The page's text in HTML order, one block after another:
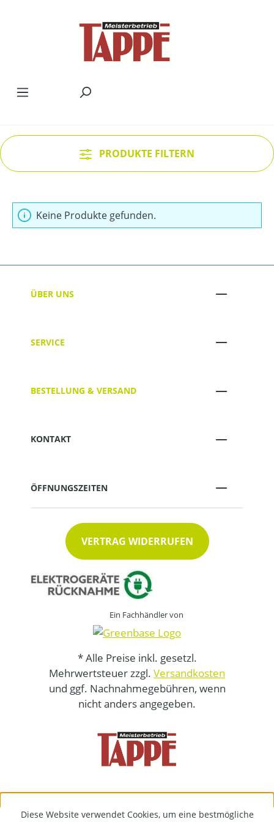
PRODUKTE FILTERN
Keine Produkte gefunden.
ÜBER UNS
SERVICE
BESTELLUNG & VERSAND
KONTAKT
ÖFFNUNGSZEITEN
VERTRAG WIDERRUFEN
Ein Fachhändler von
* Alle Preise inkl. gesetzl.
Mehrwertsteuer zzgl. Versandkosten
und ggf. Nachnahmegebühren, wenn
nicht anders angegeben.
Diese Website verwendet Cookies, um eine bestmögliche